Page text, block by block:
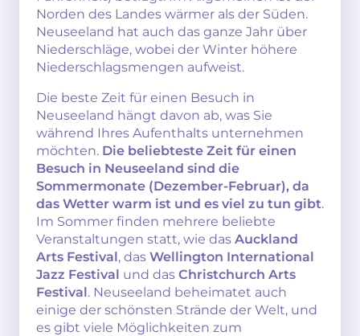
Norden des Landes wärmer als der Süden.
Neuseeland hat auch das ganze Jahr über
Niederschläge, wobei der Winter höhere
Niederschlagsmengen aufweist.
Die beste Zeit für einen Besuch in
Neuseeland hängt davon ab, was Sie
während Ihres Aufenthalts unternehmen
möchten. Die beliebteste Zeit für einen
Besuch in Neuseeland sind die
Sommermonate (Dezember-Februar), da
das Wetter warm ist und es viel zu tun gibt.
Im Sommer finden mehrere beliebte
Veranstaltungen statt, wie das Auckland
Arts Festival, das Wellington International
Jazz Festival und das Christchurch Arts
Festival. Neuseeland beheimatet auch
einige der schönsten Strände der Welt, und
es gibt viele Möglichkeiten zum